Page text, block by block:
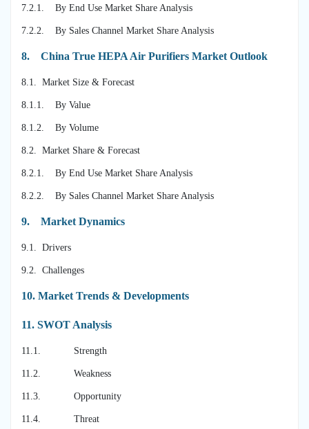
7.2.1. By End Use Market Share Analysis
7.2.2. By Sales Channel Market Share Analysis
8. China True HEPA Air Purifiers Market Outlook
8.1. Market Size & Forecast
8.1.1. By Value
8.1.2. By Volume
8.2. Market Share & Forecast
8.2.1. By End Use Market Share Analysis
8.2.2. By Sales Channel Market Share Analysis
9. Market Dynamics
9.1. Drivers
9.2. Challenges
10. Market Trends & Developments
11. SWOT Analysis
11.1. Strength
11.2. Weakness
11.3. Opportunity
11.4. Threat